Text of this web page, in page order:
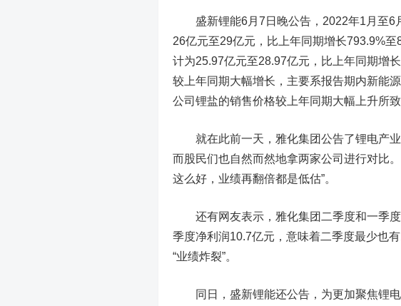
盛新锂能6月7日晚公告，2022年1月至6
26亿元至29亿元，比上年同期增长793.9%
计为25.97亿元至28.97亿元，比上年同期增
较上年同期大幅增长，主要系报告期内新能
公司锂盐的销售价格较上年同期大幅上升所致
就在此前一天，雅化集团公告了锂电产业
而股民们也自然而然地拿两家公司进行对比
这么好，业绩再翻倍都是低估”。
还有网友表示，雅化集团二季度和一季度
季度净利润10.7亿元，意味着二季度最少也
“业绩炸裂”。
同日，盛新锂能还公告，为更加聚焦锂电